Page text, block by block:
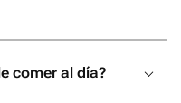
comer al día?